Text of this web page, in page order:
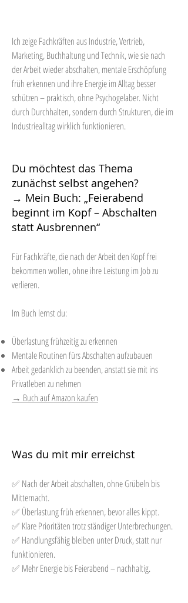
Ich zeige Fachkräften aus Industrie, Vertrieb,
Marketing, Buchhaltung und Technik, wie sie nach
der Arbeit wieder abschalten, mentale Erschöpfung
früh erkennen und ihre Energie im Alltag besser
schützen – praktisch, ohne Psychogelaber. Nicht
durch Durchhalten, sondern durch Strukturen, die im
Industriealltag wirklich funktionieren.
Du möchtest das Thema
zunächst selbst angehen?
→ Mein Buch: „Feierabend
beginnt im Kopf – Abschalten
statt Ausbrennen“
Für Fachkräfte, die nach der Arbeit den Kopf frei
bekommen wollen, ohne ihre Leistung im Job zu
verlieren.
Im Buch lernst du:
Überlastung frühzeitig zu erkennen
Mentale Routinen fürs Abschalten aufzubauen
Arbeit gedanklich zu beenden, anstatt sie mit ins
Privatleben zu nehmen
→ Buch auf Amazon kaufen
Was du mit mir erreichst
✅ Nach der Arbeit abschalten, ohne Grübeln bis
Mitternacht.
✅ Überlastung früh erkennen, bevor alles kippt.
✅ Klare Prioritäten trotz ständiger Unterbrechungen.
✅ Handlungsfähig bleiben unter Druck, statt nur
funktionieren.
✅ Mehr Energie bis Feierabend – nachhaltig.